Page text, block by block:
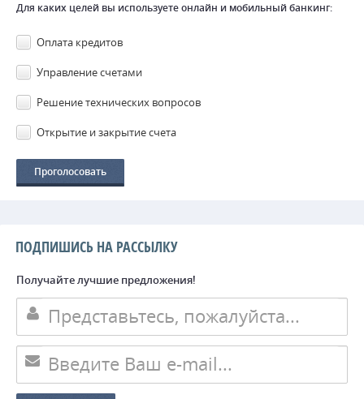
Для каких целей вы используете онлайн и мобильный банкинг:
Оплата кредитов
Управление счетами
Решение технических вопросов
Открытие и закрытие счета
ПОДПИШИСЬ НА РАССЫЛКУ
Получайте лучшие предложения!